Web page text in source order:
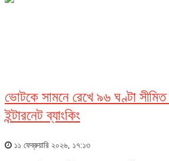
ভোটকে সামনে রেখে ৯৬ ঘণ্টা
ইন্টারনেট ব্যাংকিং
১১ ফেব্রুয়ারি ২০২৬, ১৭:১৩